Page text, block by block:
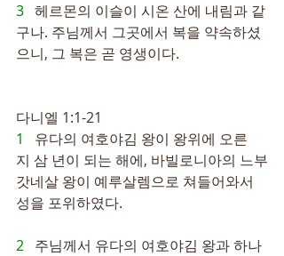
3 헤르몬의 이슬이 시온 산에 내림과 같
구나. 주님께서 그곳에서 복을 약속하셨
으니, 그 복은 곧 영생이다.
다니엘 1:1-21
1 유다의 여호야김 왕이 왕위에 오른
지 삼 년이 되는 해에, 바빌로니아의 느부
갓네살 왕이 예루살렘으로 쳐들어와서
성을 포위하였다.
2 주님께서 유다의 여호야김 왕과 하나